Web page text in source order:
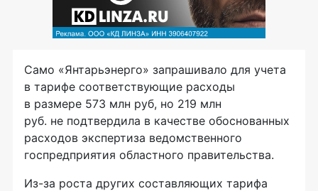
Само «Янтарьэнерго» запрашивало для учета
в тарифе соответствующие расходы
в размере 573 млн руб, но 219 млн
руб. не подтвердила в качестве обоснованных
расходов экспертиза ведомственного
госпредприятия областного правительства.
Из-за роста других составляющих тарифа